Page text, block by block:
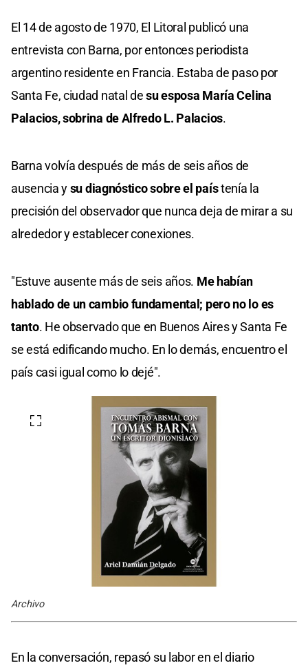
El 14 de agosto de 1970, El Litoral publicó una
entrevista con Barna, por entonces periodista
argentino residente en Francia. Estaba de paso por
Santa Fe, ciudad natal desu esposa María Celina
Palacios, sobrina de Alfredo L. Palacios.
Barna volvía después de más de seis años de
ausencia ysu diagnóstico sobre el paístenía la
precisión del observador que nunca deja de mirar a su
alrededor y establecer conexiones.
"Estuve ausente más de seis años. Me habían
hablado de un cambio fundamental; pero no lo es
tanto. He observado que en Buenos Aires y Santa Fe
se está edificando mucho. En lo demás, encuentro el
país casi igual como lo dejé".
Archivo
En la conversación, repasó su labor en el diario